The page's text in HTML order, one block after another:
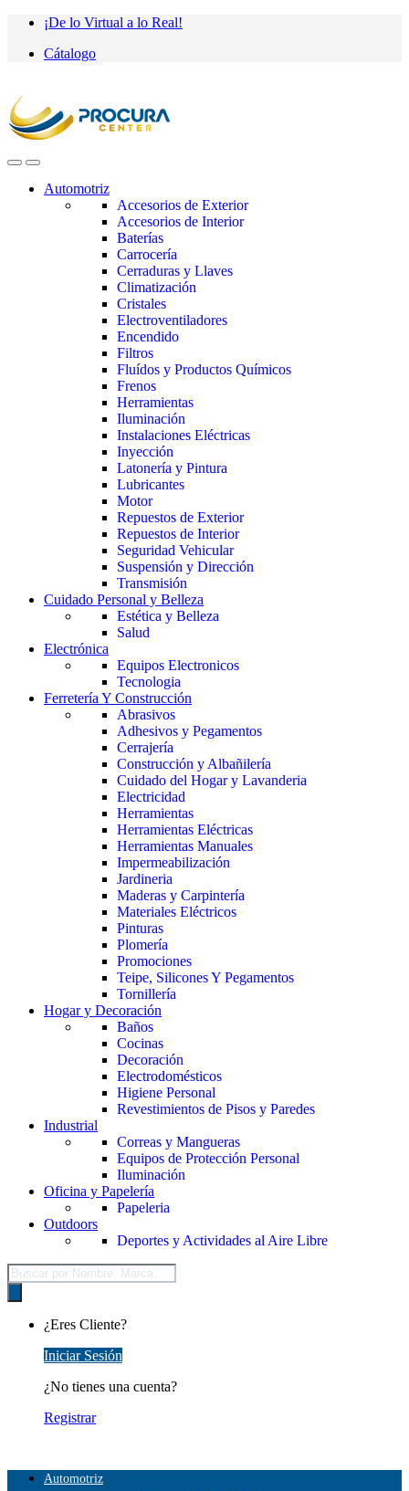
Saltar
navegación
saltar
contenido
¡De lo Virtual a lo Real!
Cátalogo
Automotriz
Accesorios de Exterior
Accesorios de Interior
Baterías
Carrocería
Cerraduras y Llaves
Climatización
Cristales
Electroventiladores
Encendido
Filtros
Fluídos y Productos Químicos
Frenos
Herramientas
Iluminación
Instalaciones Eléctricas
Inyección
Latonería y Pintura
Lubricantes
Motor
Repuestos de Exterior
Repuestos de Interior
Seguridad Vehicular
Suspensión y Dirección
Transmisión
Cuidado Personal y Belleza
Estética y Belleza
Salud
Electrónica
Equipos Electronicos
Tecnologia
Ferretería Y Construcción
Abrasivos
Adhesivos y Pegamentos
Cerrajería
Construcción y Albañilería
Cuidado del Hogar y Lavanderia
Electricidad
Herramientas
Herramientas Eléctricas
Herramientas Manuales
Impermeabilización
Jardineria
Maderas y Carpintería
Materiales Eléctricos
Pinturas
Plomería
Promociones
Teipe, Silicones Y Pegamentos
Tornillería
Hogar y Decoración
Baños
Cocinas
Decoración
Electrodomésticos
Higiene Personal
Revestimientos de Pisos y Paredes
Industrial
Correas y Mangueras
Equipos de Protección Personal
Iluminación
Oficina y Papelería
Papeleria
Outdoors
Deportes y Actividades al Aire Libre
Búsqueda
de
productos
¿Eres Cliente?
Iniciar Sesión
¿No tienes una cuenta?
Registrar
Automotriz